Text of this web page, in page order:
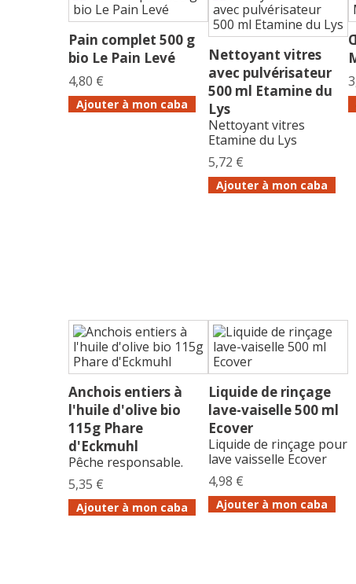
Pain complet 500 g
bio Le Pain Levé
4,80 €
Ajouter à mon caba
Nettoyant vitres
avec pulvérisateur
500 ml Etamine du
Lys
Nettoyant vitres
Etamine du Lys
5,72 €
Ajouter à mon caba
Anchois entiers à
l'huile d'olive bio
115g Phare
d'Eckmuhl
Pêche responsable.
5,35 €
Ajouter à mon caba
Liquide de rinçage
lave-vaiselle 500 ml
Ecover
Liquide de rinçage pour
lave vaisselle Ecover
4,98 €
Ajouter à mon caba